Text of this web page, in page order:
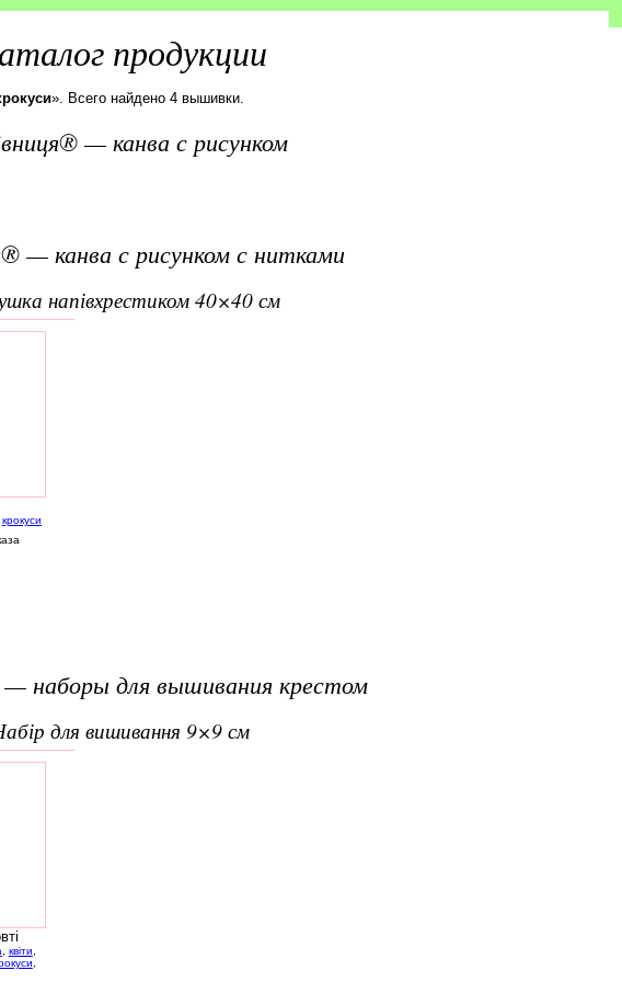
продукции
». Всего найдено 4 вышивки.
— канва с рисунком
— канва с рисунком с нитками
напівхрестиком 40×40 см
крокуси
— наборы для вышивания крестом
набір для вишивання 9×9 см
квіти